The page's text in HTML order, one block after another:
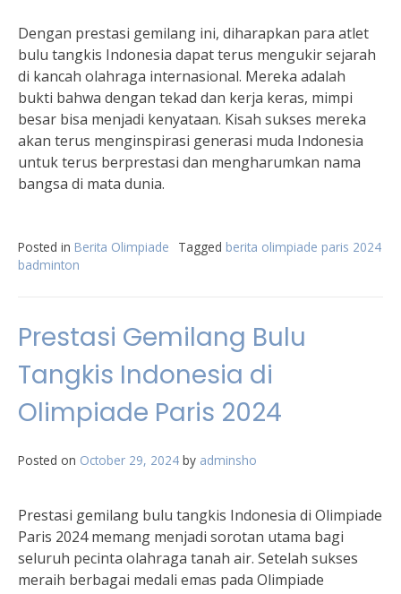
Dengan prestasi gemilang ini, diharapkan para atlet
bulu tangkis Indonesia dapat terus mengukir sejarah
di kancah olahraga internasional. Mereka adalah
bukti bahwa dengan tekad dan kerja keras, mimpi
besar bisa menjadi kenyataan. Kisah sukses mereka
akan terus menginspirasi generasi muda Indonesia
untuk terus berprestasi dan mengharumkan nama
bangsa di mata dunia.
Posted in Berita Olimpiade Tagged berita olimpiade paris 2024
badminton
Prestasi Gemilang Bulu
Tangkis Indonesia di
Olimpiade Paris 2024
Posted on October 29, 2024 by adminsho
Prestasi gemilang bulu tangkis Indonesia di Olimpiade
Paris 2024 memang menjadi sorotan utama bagi
seluruh pecinta olahraga tanah air. Setelah sukses
meraih berbagai medali emas pada Olimpiade